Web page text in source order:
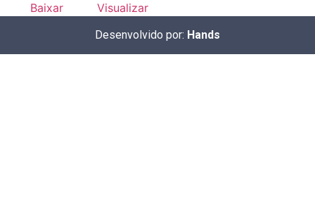
Baixar Visualizar
Desenvolvido por: Hands